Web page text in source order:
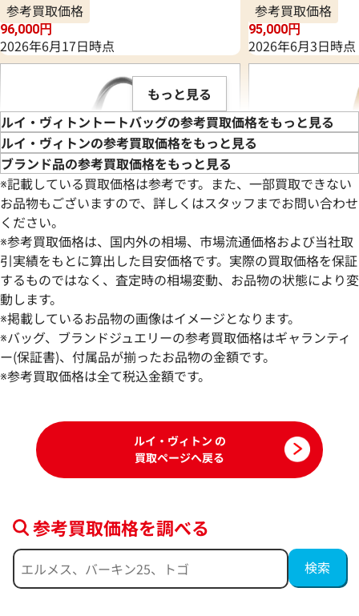
参考買取価格
96,000円
2026年6月17日時点
参考買取価格
95,000円
2026年6月3日時点
ルイ・ヴィトン ダミエグラフィット タダ
オ トートバッグ N51192
参考買取価格
85,000円
ルイ・ヴィトン
ーPM トートバッ
参考買取価格
もっと見る
ルイ・ヴィトントートバッグの参考買取価格をもっと見る
ルイ・ヴィトンの参考買取価格をもっと見る
ブランド品の参考買取価格をもっと見る
※記載している買取価格は参考です。また、一部買取できない
お品物もございますので、詳しくはスタッフまでお問い合わせ
ください。
※参考買取価格は、国内外の相場、市場流通価格および当社取
引実績をもとに算出した目安価格です。実際の買取価格を保証
するものではなく、査定時の相場変動、お品物の状態により変
動します。
※掲載しているお品物の画像はイメージとなります。
※バッグ、ブランドジュエリーの参考買取価格はギャランティ
ー(保証書)、付属品が揃ったお品物の金額です。
※参考買取価格は全て税込金額です。
ルイ・ヴィトン の
買取ページへ戻る
参考買取価格を調べる